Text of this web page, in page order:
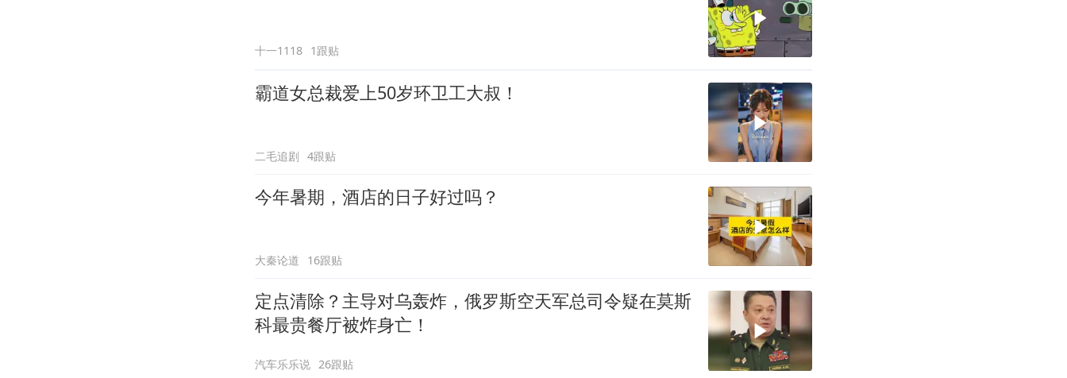
十一1118 1跟贴
霸道女总裁爱上50岁环卫工大叔！
二毛追剧 4跟贴
今年暑期，酒店的日子好过吗？
大秦论道 16跟贴
定点清除？主导对乌轰炸，俄罗斯空天军总司令疑在莫斯
科最贵餐厅被炸身亡！
汽车乐乐说 26跟贴